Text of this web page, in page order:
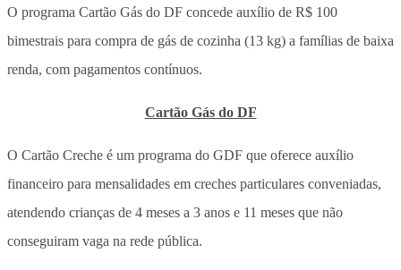
O programa Cartão Gás do DF concede auxílio de R$ 100
bimestrais para compra de gás de cozinha (13 kg) a famílias de baixa
renda, com pagamentos contínuos.
Cartão Gás do DF
O Cartão Creche é um programa do GDF que oferece auxílio
financeiro para mensalidades em creches particulares conveniadas,
atendendo crianças de 4 meses a 3 anos e 11 meses que não
conseguiram vaga na rede pública.